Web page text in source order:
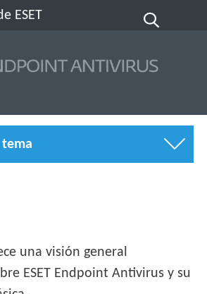
ESET
tema
una visión general
ESET Endpoint Antivirus y su